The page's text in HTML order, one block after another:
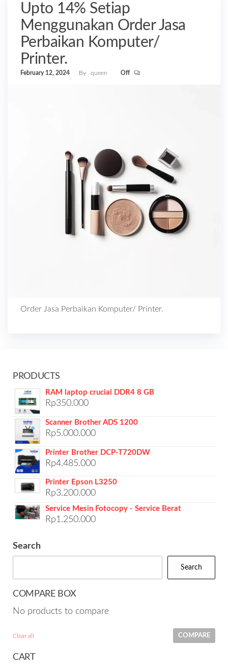
Upto 14% Setiap
Menggunakan Order Jasa
Perbaikan Komputer/
Printer.
February 12, 2024 By queen Off
Order Jasa Perbaikan Komputer/ Printer.
PRODUCTS
RAM laptop crucial DDR4 8 GB
Rp350.000
Scanner Brother ADS 1200
Rp5.000.000
Printer Brother DCP-T720DW
Rp4.485.000
Printer Epson L3250
Rp3.200.000
Service Mesin Fotocopy - Service Berat
Rp1.250.000
Search
Search
COMPARE BOX
No products to compare
Clear all COMPARE
CART